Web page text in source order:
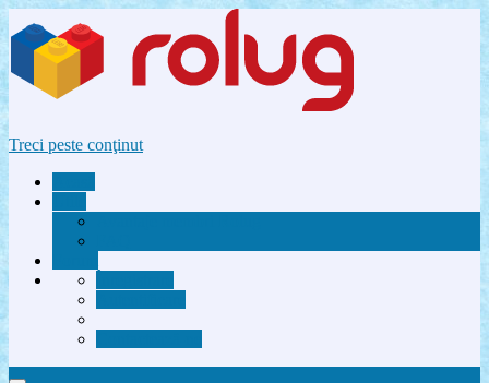
Treci peste conţinut